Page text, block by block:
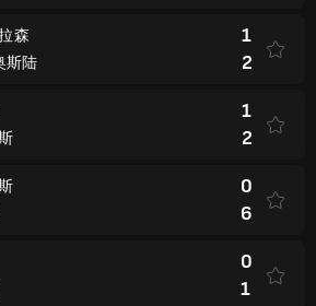
森
斯陆
1
2
1
2
0
6
0
1